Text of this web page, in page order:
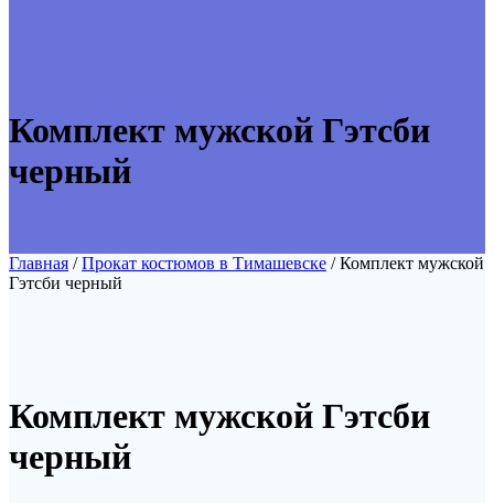
Комплект мужской Гэтсби
черный
Главная /Прокат костюмов в Тимашевске / Комплект мужской
Гэтсби черный
Комплект мужской Гэтсби
черный